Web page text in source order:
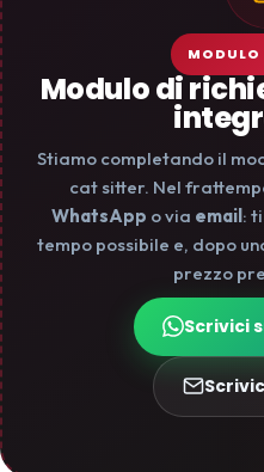
MODULO
Modulo di
Stiamo completando il
cat sitter. Nel
WhatsApp o via email:
tempo possibile e, dopo
prezzo
Scrivici